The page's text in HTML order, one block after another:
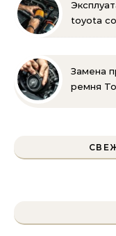
toyota
Замена
ремня